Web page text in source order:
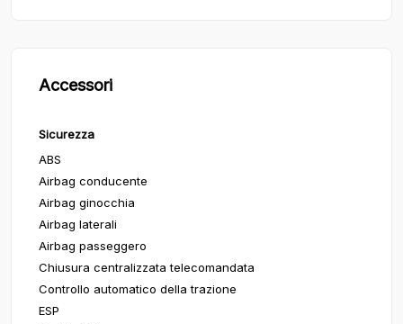
Accessori
Sicurezza
ABS
Airbag conducente
Airbag ginocchia
Airbag laterali
Airbag passeggero
Chiusura centralizzata telecomandata
Controllo automatico della trazione
ESP